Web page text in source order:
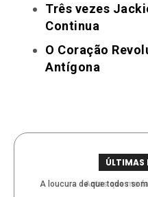
Três vezes
Continua
O Coração
Antígona
ÚLTIMAS
Antes que me
A loucura de que todos